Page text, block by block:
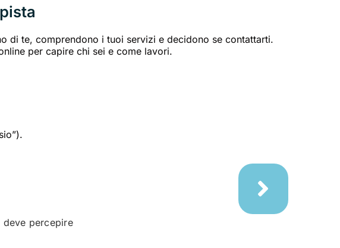
di te, comprendono i tuoi servizi e decidono se contattarti.
per capire chi sei e come lavori.
percepire